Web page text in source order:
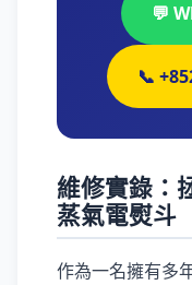
💬
📞
維修實錄：
蒸氣電熨斗
作為一名擁有多